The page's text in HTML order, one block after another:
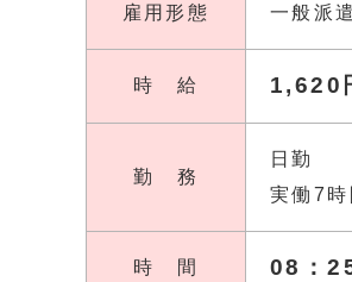
雇用形態 一般派遣
時 給 1,620
勤 務
日勤
実働7
時 間 08：